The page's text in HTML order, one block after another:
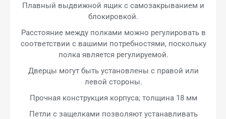
Плавный выдвижной ящик с самозакрыванием и
блокировкой.
Расстояние между полками можно регулировать в
соответствии с вашими потребностями, поскольку
полка является регулируемой.
Дверцы могут быть установлены с правой или
левой стороны.
Прочная конструкция корпуса; толщина 18 мм
Петли с защелками позволяют устанавливать